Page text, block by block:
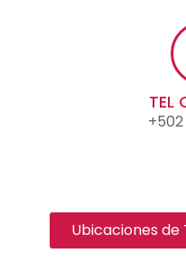
TEL
Ubicaciones de